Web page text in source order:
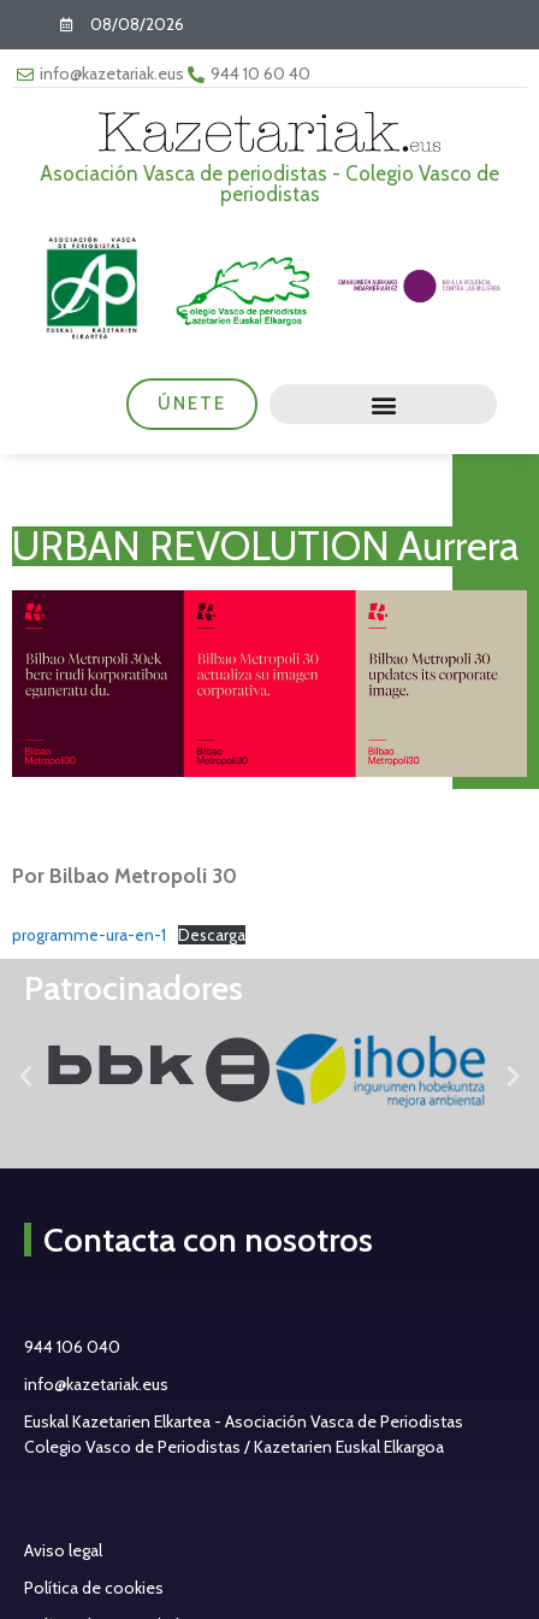
08/08/2026
info@kazetariak.eus 944 10 60 40
Asociación Vasca de periodistas - Colegio Vasco de
periodistas
ÚNETE
URBAN REVOLUTION Aurrera
Por Bilbao Metropoli 30
programme-ura-en-1 Descarga
Patrocinadores
Contacta con nosotros
944 106 040
info@kazetariak.eus
Euskal Kazetarien Elkartea - Asociación Vasca de Periodistas
Colegio Vasco de Periodistas / Kazetarien Euskal Elkargoa
Aviso legal
Política de cookies